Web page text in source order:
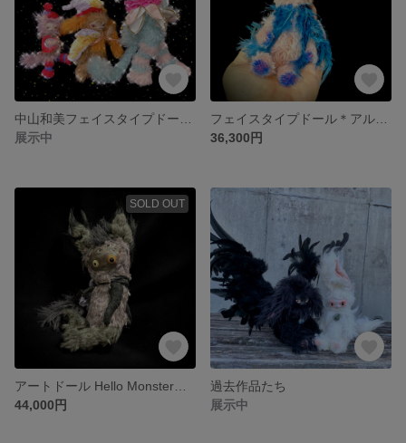
展示中
36,300円
SOLD OUT
44,000円
過去作品たち
展示中